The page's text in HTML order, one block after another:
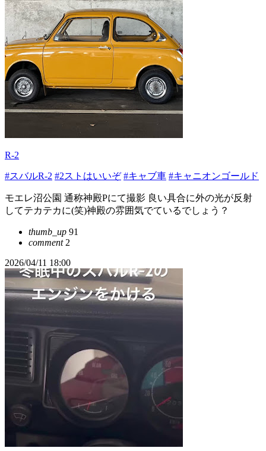
R-2
#スバルR-2 #2ストはいいぞ #キャブ車 #キャニオンゴールド
モエレ沼公園 通称神殿Pにて撮影 良い具合に外の光が反射
してテカテカに(笑)神殿の雰囲気でているでしょう？
thumb_up 91
comment2
2026/04/11 18:00